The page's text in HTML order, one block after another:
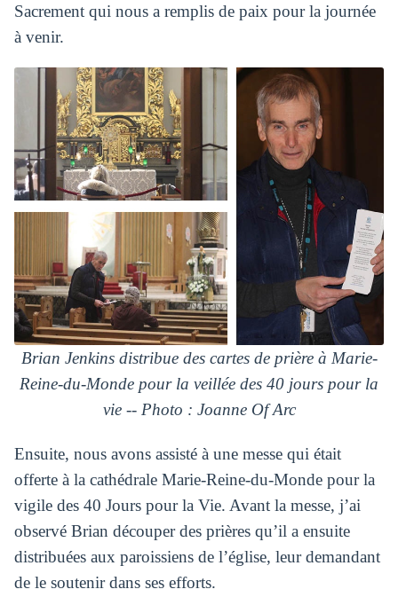
Sacrement qui nous a remplis de paix pour la journée
à venir.
Brian Jenkins distribue des cartes de prière à Marie-
Reine-du-Monde pour la veillée des 40 jours pour la
vie -- Photo : Joanne Of Arc
Ensuite, nous avons assisté à une messe qui était
offerte à la cathédrale Marie-Reine-du-Monde pour la
vigile des 40 Jours pour la Vie. Avant la messe, j’ai
observé Brian découper des prières qu’il a ensuite
distribuées aux paroissiens de l’église, leur demandant
de le soutenir dans ses efforts.